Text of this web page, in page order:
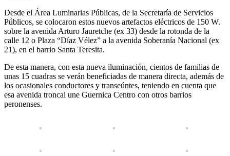
ALUMBRADO
PÚBLICO
CON
NUEVOS
EQUIPOS
LÁMPARAS
LED
Desde el Área Luminarias Públicas, de la Secretaría de Servicios
Públicos, se colocaron estos nuevos artefactos eléctricos de 150 W.
sobre la avenida Arturo Jauretche (ex 33) desde la rotonda de la
calle 12 o Plaza “Díaz Vélez” a la avenida Soberanía Nacional (ex
21), en el barrio Santa Teresita.
De esta manera, con esta nueva iluminación, cientos de familias de
unas 15 cuadras se verán beneficiadas de manera directa, además de
los ocasionales conductores y transeúntes, teniendo en cuenta que
esa avenida troncal une Guernica Centro con otros barrios
peronenses.